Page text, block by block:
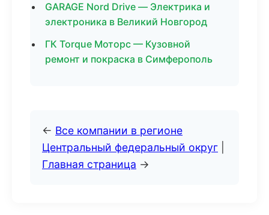
GARAGE Nord Drive — Электрика и
электроника в Великий Новгород
ГК Torque Моторс — Кузовной
ремонт и покраска в Симферополь
← Все компании в регионе
Центральный федеральный округ
Главная страница →